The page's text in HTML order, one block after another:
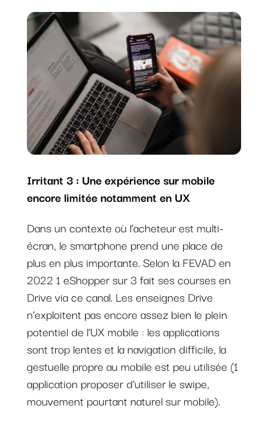
Irritant 3 : Une expérience sur mobile
encore limitée notamment en UX
Dans un contexte où l’acheteur est multi-
écran, le smartphone prend une place de
plus en plus importante. Selon la FEVAD en
2022 1 eShopper sur 3 fait ses courses en
Drive via ce canal. Les enseignes Drive
n’exploitent pas encore assez bien le plein
potentiel de l’UX mobile : les applications
sont trop lentes et la navigation difficile, la
gestuelle propre au mobile est peu utilisée (1
application proposer d’utiliser le swipe,
mouvement pourtant naturel sur mobile).